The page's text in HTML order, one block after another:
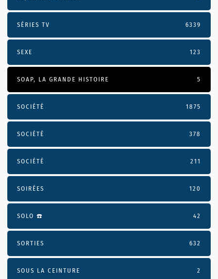
SÉRIES TV 6339
SEXE 123
SOAP, LA GRANDE HISTOIRE 5
SOCIÉTÉ 1875
SOCIÉTÉ 378
SOCIÉTÉ 211
SOIRÉES 120
SOLO ☎️ 42
SORTIES 632
SOUS LA CEINTURE 2